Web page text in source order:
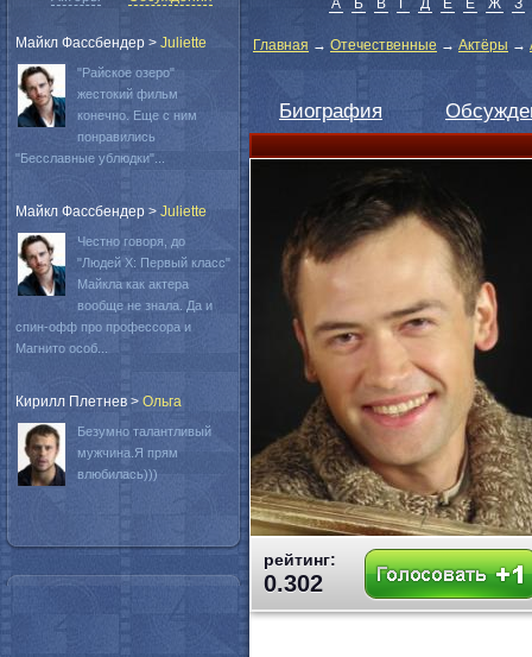
А Б В Г Д Е Ё Ж З
Главная → Отечественные → Актёры →
Биография
рейтинг:
0.302
Майкл Фассбендер > Juliette
"Райское озеро"
жестокий фильм
конечно. Еще с ним
понравились
"Бесславные ублюдки"...
Майкл Фассбендер > Juliette
Честно говоря, до
"Людей Х: Первый класс"
Майкла как актера
вообще не знала. Да и
спин-офф про профессора и
Магнито особ...
Кирилл Плетнев > Oльга
Безумно талантливый
мужчина.Я прям
влюбилась)))